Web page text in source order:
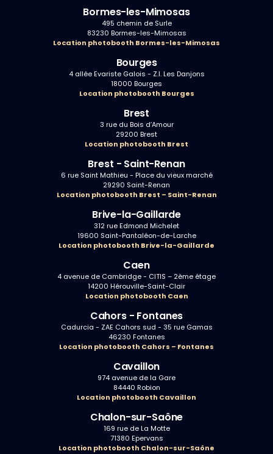
Bormes-les-Mimosas
495 chemin de Surle
83230 Bormes-les-Mimosas
Location photobooth Bormes-les-Mimosas
Bourges
4 allée Evariste Galois - Z.I. Les Danjons
18000 Bourges
Location photobooth Bourges
Brest
3 rue du Bois d’Amour
29200 Brest
Location photobooth Brest
Brest - Saint-Renan
6 rue Saint Mathieu - Place du vieux marché
29290 Saint-Renan
Location photobooth Brest – Saint-Renan
Brive-la-Gaillarde
312 rue Edmond Michelet
19600 Saint-Pantaléon-de-Larche
Location photobooth Brive-la-Gaillarde
Caen
4 avenue de Cambridge - CITIS – 2ème étage
14200 Hérouville-Saint-Clair
Location photobooth Caen
Cahors - Fontanes
Cadurcia - ZAE Cahors sud - 35 rue Gamas
46230 Fontanes
Location photobooth Cahors – Fontanes
Cavaillon
974 avenue de la Gare
84440 Robion
Location photobooth Cavaillon
Chalon-sur-Saône
169 rue de La Motte
71380 Epervans
Location photobooth Chalon-sur-Saône